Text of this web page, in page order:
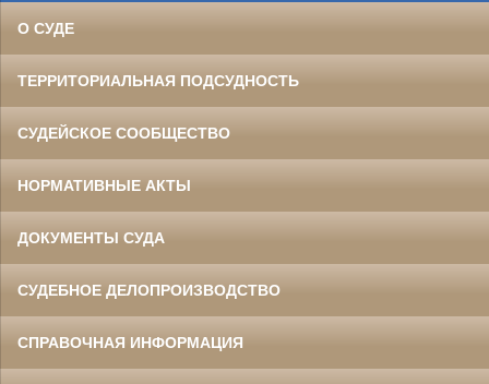
О СУДЕ
ТЕРРИТОРИАЛЬНАЯ ПОДСУДНОСТЬ
СУДЕЙСКОЕ СООБЩЕСТВО
НОРМАТИВНЫЕ АКТЫ
ДОКУМЕНТЫ СУДА
СУДЕБНОЕ ДЕЛОПРОИЗВОДСТВО
СПРАВОЧНАЯ ИНФОРМАЦИЯ